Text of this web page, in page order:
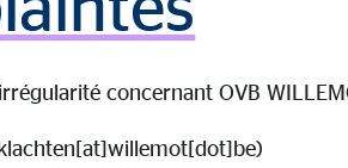
concernant OVB